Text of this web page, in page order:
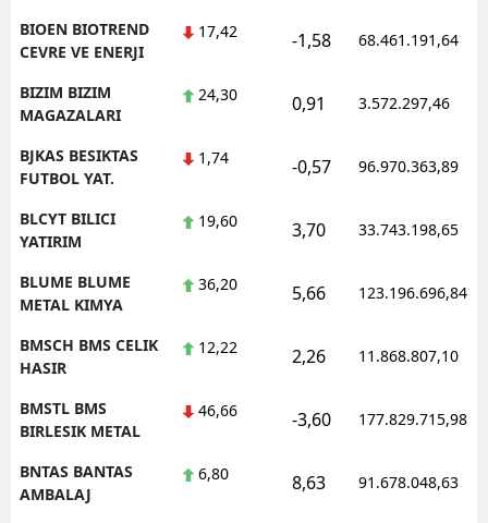
BIOEN BIOTREND
CEVRE VE ENERJI
17,42 -1,58 68.461.191,64
BIZIM BIZIM
MAGAZALARI
24,30 0,91 3.572.297,46
BJKAS BESIKTAS
FUTBOL YAT.
1,74 -0,57 96.970.363,89
BLCYT BILICI
YATIRIM
19,60 3,70 33.743.198,65
BLUME BLUME
METAL KIMYA
36,20 5,66 123.196.696,84
BMSCH BMS CELIK
HASIR
12,22 2,26 11.868.807,10
BMSTL BMS
BIRLESIK METAL
46,66 -3,60 177.829.715,98
BNTAS BANTAS
AMBALAJ
6,80 8,63 91.678.048,63